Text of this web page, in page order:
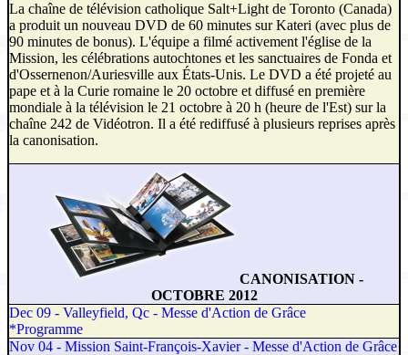
La chaîne de télévision catholique Salt+Light de Toronto (Canada)
a produit un nouveau DVD de 60 minutes sur Kateri (avec plus de
90 minutes de bonus). L'équipe a filmé activement l'église de la
Mission, les célébrations autochtones et les sanctuaires de Fonda et
d'Ossernenon/Auriesville aux États-Unis. Le DVD a été projeté au
pape et à la Curie romaine le 20 octobre et diffusé en première
mondiale à la télévision le 21 octobre à 20 h (heure de l'Est) sur la
chaîne 242 de Vidéotron. Il a été rediffusé à plusieurs reprises après
la canonisation.
CANONISATION -
OCTOBRE 2012
Dec 09 - Valleyfield, Qc - Messe d'Action de Grâce
*Programme
Nov 04 - Mission Saint-François-Xavier - Messe d'Action de Grâce